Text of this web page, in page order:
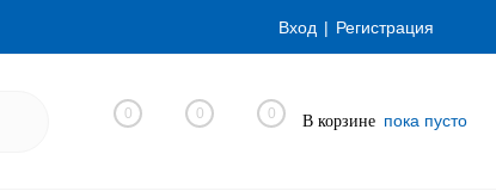
Вход Регистрация
0 0 0 В корзине пока пусто